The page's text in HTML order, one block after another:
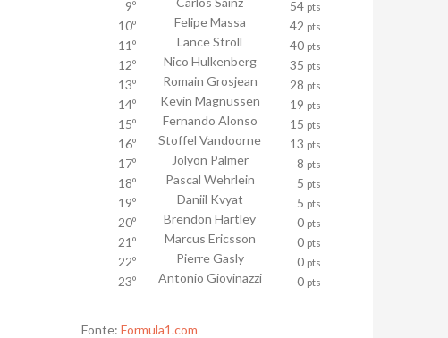
9º 54 pts
10º Felipe Massa 42 pts
11º Lance Stroll 40 pts
12º Nico Hulkenberg 35 pts
13º Romain Grosjean 28 pts
14º Kevin Magnussen 19 pts
15º Fernando Alonso 15 pts
16º Stoffel Vandoorne 13 pts
17º Jolyon Palmer 8 pts
18º Pascal Wehrlein 5 pts
19º Daniil Kvyat 5 pts
20º Brendon Hartley 0 pts
21º Marcus Ericsson 0 pts
22º Pierre Gasly 0 pts
23º Antonio Giovinazzi 0 pts
Fonte: Formula1.com